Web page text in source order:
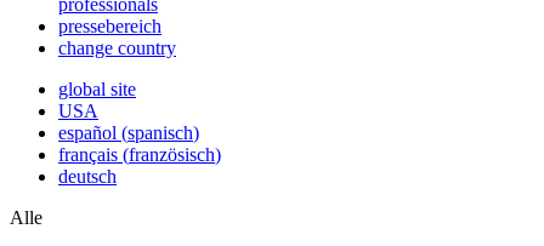
pressebereich
change country
global site
USA
español (spanisch)
français (französisch)
deutsch
Alle